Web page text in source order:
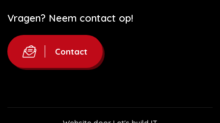
Vragen? Neem contact op!
Contact